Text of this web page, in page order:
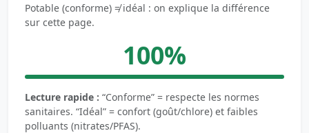
Potable (conforme) ≠ idéal : on explique la différence
sur cette page.
100%
Lecture rapide : “Conforme” = respecte les normes
sanitaires. “Idéal” = confort (goût/chlore) et faibles
polluants (nitrates/PFAS).